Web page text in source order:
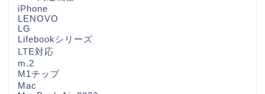
iPhone
LENOVO
LG
Lifebookシリーズ
LTE対応
m.2
M1チップ
Mac